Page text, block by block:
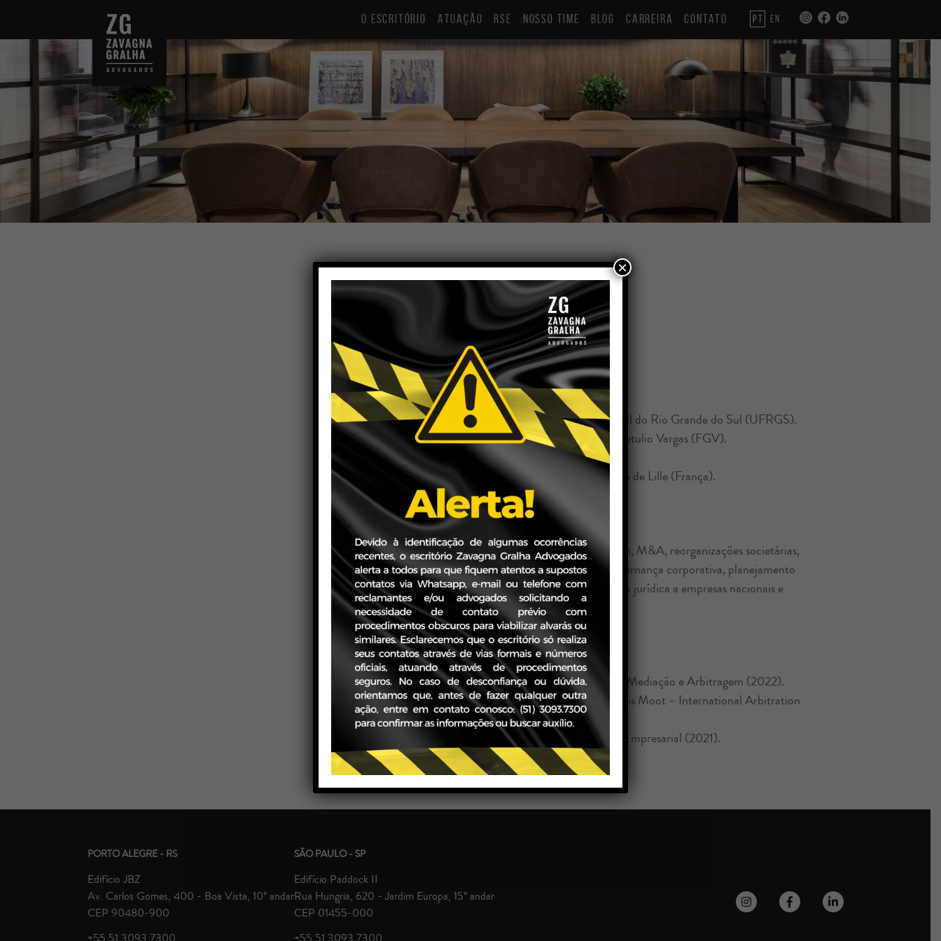
O ESCRITÓRIO ATUAÇÃO RSE NOSSO TIME BLOG CARREIRA CONTATO PT EN
Aline Jaskulski Wofchuk
aline.wofchuk@zavagnagralha.com.br
Formação
Mestranda em Direito Privado pela Universidade Federal do Rio Grande do Sul (UFRGS).
Pós-graduada em Direito Empresarial pela Fundação Getulio Vargas (FGV).
Bacharela em Ciências Jurídicas e Sociais pela UFRGS.
Intercâmbio acadêmico na Faculté de Droit – Université de Lille (França).
Experiência Profissional
Advogada com atuação em Direito Societário consultivo, M&A, reorganizações societárias,
negociação e elaboração de contratos empresariais, governança corporativa, planejamento
patrimonial e sucessório. Possui experiência na assessoria jurídica a empresas nacionais e
estrangeiras.
Reconhecimentos
Campeã da XIII CAMARB – Competição Brasileira de Mediação e Arbitragem (2022).
Menção Honrosa Eric E. Bergsten no 29th Willem C. Vis Moot – International Arbitration
Competition (2022).
Campeã da VI CAEMP – Competição de Arbitragem Empresarial (2021).
PORTO ALEGRE - RS
Edifício JBZ
Av. Carlos Gomes, 400 - Boa Vista, 10° andar
CEP 90480-900
SÃO PAULO - SP
Edifício Paddock II
Rua Hungria, 620 - Jardim Europa, 15° andar
CEP 01455-000
×